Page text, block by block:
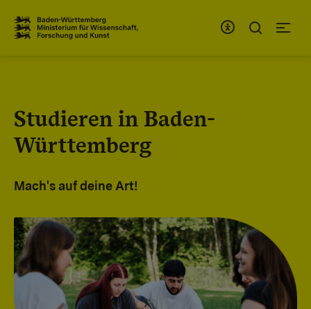
Studieren in Baden-
Württemberg
Mach's auf deine Art!